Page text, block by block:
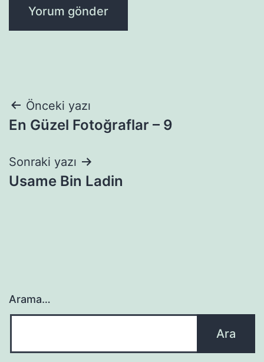
Yazı
gezinmesi
Önceki yazı
En Güzel Fotoğraflar – 9
Sonraki yazı
Usame Bin Ladin
Arama…